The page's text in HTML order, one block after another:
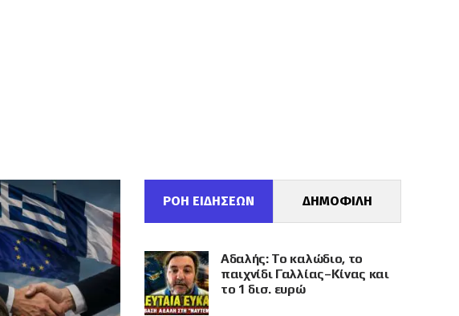
ΡΟΗ ΕΙΔΗΣΕΩΝ ΔΗΜΟΦΙΛΗ
Αδαλής: Το καλώδιο, το
παιχνίδι Γαλλίας–Κίνας και
το 1 δισ. ευρώ